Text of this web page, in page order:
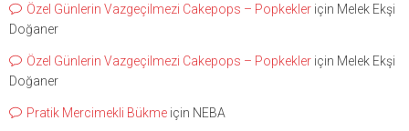
Özel Günlerin Vazgeçilmezi Cakepops – Popkekler için Melek Ekşi
Doğaner
Özel Günlerin Vazgeçilmezi Cakepops – Popkekler için Melek Ekşi
Doğaner
Pratik Mercimekli Bükme için NEBA